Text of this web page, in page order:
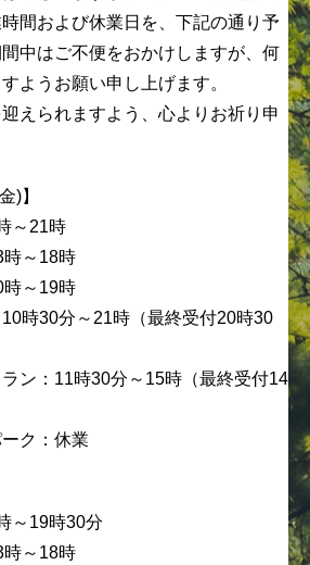
間および休業日を、下記の通り予
中はご不便をおかけしますが、何
ようお願い申し上げます。
えられますよう、心よりお祈り申
金)】
～21時
～18時
～19時
時30分～21時（最終受付20時30
ン：11時30分～15時（最終受付14
ク：休業
～19時30分
～18時